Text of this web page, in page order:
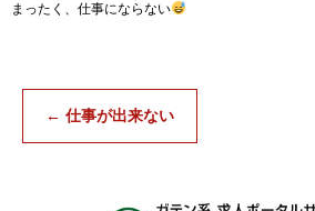
まったく、仕事にならない
← 仕事が出来ない